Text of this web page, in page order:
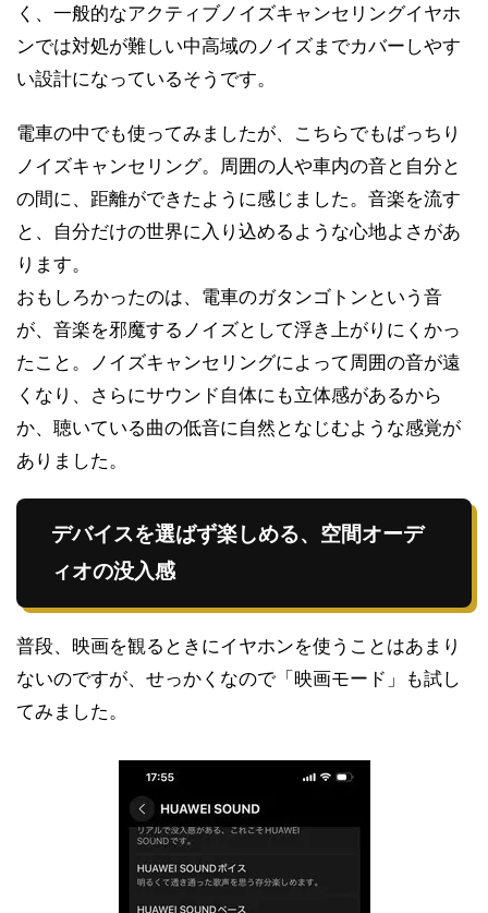
く、一般的なアクティブノイズキャンセリングイヤホ
ンでは対処が難しい中高域のノイズまでカバーしやす
い設計になっているそうです。
電車の中でも使ってみましたが、こちらでもばっちり
ノイズキャンセリング。周囲の人や車内の音と自分と
の間に、距離ができたように感じました。音楽を流す
と、自分だけの世界に入り込めるような心地よさがあ
ります。
おもしろかったのは、電車のガタンゴトンという音
が、音楽を邪魔するノイズとして浮き上がりにくかっ
たこと。ノイズキャンセリングによって周囲の音が遠
くなり、さらにサウンド自体にも立体感があるから
か、聴いている曲の低音に自然となじむような感覚が
ありました。
デバイスを選ばず楽しめる、空間オーデ
ィオの没入感
普段、映画を観るときにイヤホンを使うことはあまり
ないのですが、せっかくなので「映画モード」も試し
てみました。